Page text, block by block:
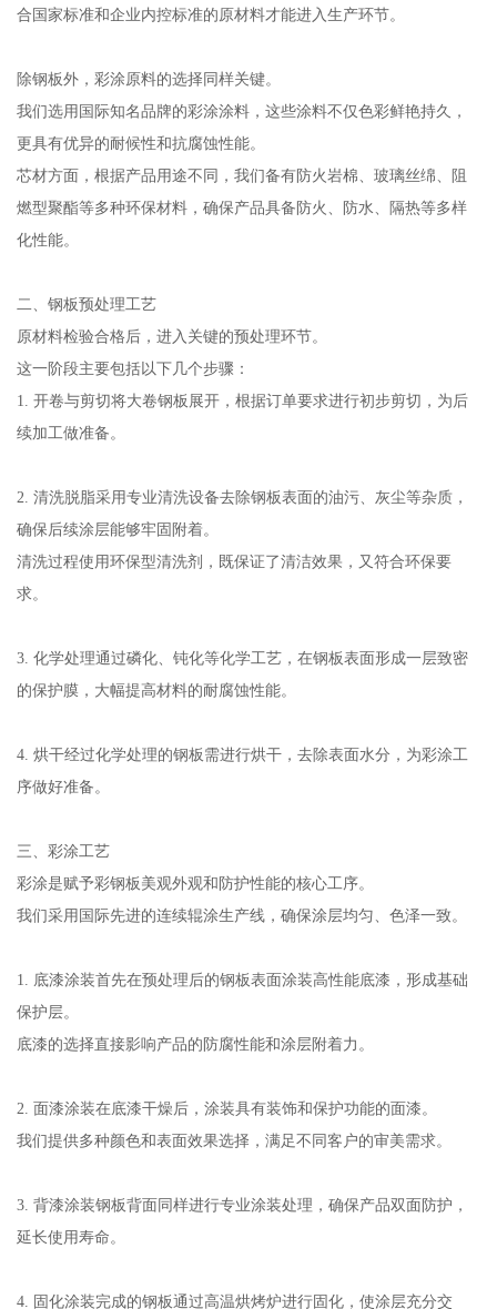
合国家标准和企业内控标准的原材料才能进入生产环节。
除钢板外，彩涂原料的选择同样关键。
我们选用国际知名品牌的彩涂涂料，这些涂料不仅色彩鲜艳持久，
更具有优异的耐候性和抗腐蚀性能。
芯材方面，根据产品用途不同，我们备有防火岩棉、玻璃丝绵、阻
燃型聚酯等多种环保材料，确保产品具备防火、防水、隔热等多样
化性能。
二、钢板预处理工艺
原材料检验合格后，进入关键的预处理环节。
这一阶段主要包括以下几个步骤：
1. 开卷与剪切将大卷钢板展开，根据订单要求进行初步剪切，为后
续加工做准备。
2. 清洗脱脂采用专业清洗设备去除钢板表面的油污、灰尘等杂质，
确保后续涂层能够牢固附着。
清洗过程使用环保型清洗剂，既保证了清洁效果，又符合环保要
求。
3. 化学处理通过磷化、钝化等化学工艺，在钢板表面形成一层致密
的保护膜，大幅提高材料的耐腐蚀性能。
4. 烘干经过化学处理的钢板需进行烘干，去除表面水分，为彩涂工
序做好准备。
三、彩涂工艺
彩涂是赋予彩钢板美观外观和防护性能的核心工序。
我们采用国际先进的连续辊涂生产线，确保涂层均匀、色泽一致。
1. 底漆涂装首先在预处理后的钢板表面涂装高性能底漆，形成基础
保护层。
底漆的选择直接影响产品的防腐性能和涂层附着力。
2. 面漆涂装在底漆干燥后，涂装具有装饰和保护功能的面漆。
我们提供多种颜色和表面效果选择，满足不同客户的审美需求。
3. 背漆涂装钢板背面同样进行专业涂装处理，确保产品双面防护，
延长使用寿命。
4. 固化涂装完成的钢板通过高温烘烤炉进行固化，使涂层充分交